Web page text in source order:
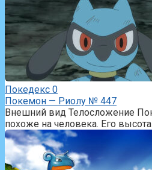
Покедекс 0
Покемон — Риолу № 447
Внешний вид Телосложение
похоже на человека. Его